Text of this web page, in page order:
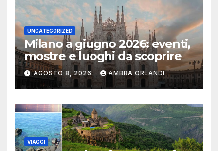
UNCATEGORIZED
Milano a giugno 2026: eventi,
mostre e luoghi da scoprire
AGOSTO 8, 2026 AMBRA ORLANDI
VIAGGI